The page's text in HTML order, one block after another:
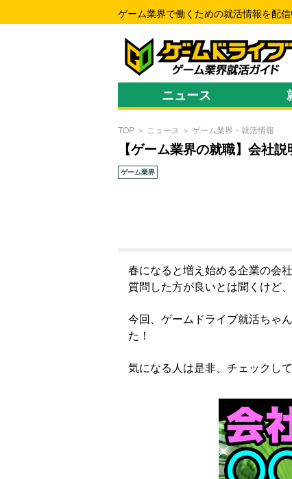
ゲーム業界で働くための就活情報を配信
ニュース
TOP ＞ ニュース ＞ ゲーム業界・就活情報
【ゲーム業界の就職】会社
ゲーム業界
春になると増え始める企業の会社
質問した方が良いとは聞くけど
今回、ゲームドライブ就活ちゃ
た！
気になる人は是非、チェックし